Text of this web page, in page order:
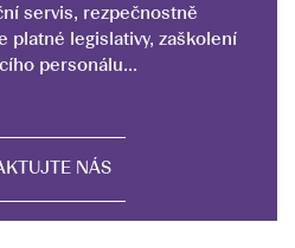
servis, rezpečnostně
platné legislativy, zaškolení
personálu...
NÁS